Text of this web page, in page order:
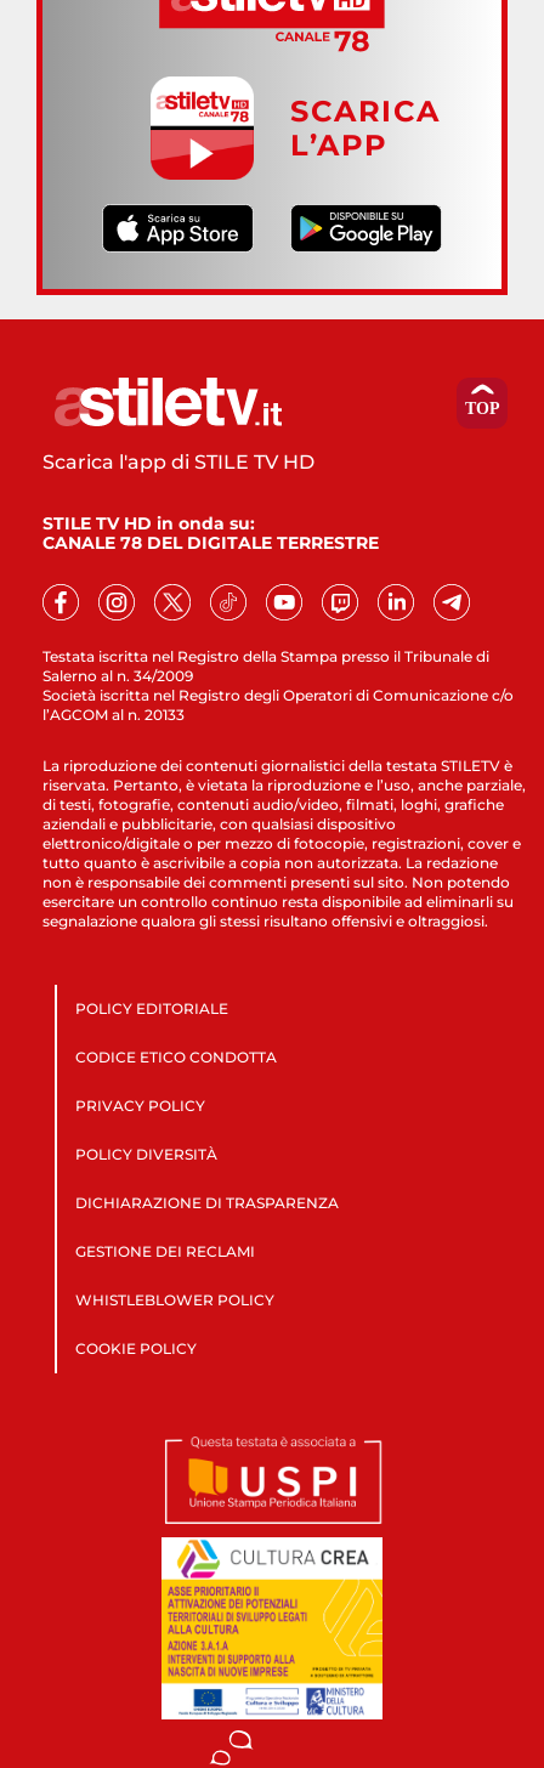
SCARICA
L’APP
Testata iscritta nel Registro della Stampa presso il Tribunale di
Salerno al n. 34/2009
Società iscritta nel Registro degli Operatori di Comunicazione c/o
l’AGCOM al n. 20133
Scarica l'app di STILE TV HD
STILE TV HD in onda su:
CANALE 78 DEL DIGITALE TERRESTRE
La riproduzione dei contenuti giornalistici della testata STILETV è
riservata. Pertanto, è vietata la riproduzione e l’uso, anche parziale,
di testi, fotografie, contenuti audio/video, filmati, loghi, grafiche
aziendali e pubblicitarie, con qualsiasi dispositivo
elettronico/digitale o per mezzo di fotocopie, registrazioni, cover e
tutto quanto è ascrivibile a copia non autorizzata. La redazione
non è responsabile dei commenti presenti sul sito. Non potendo
esercitare un controllo continuo resta disponibile ad eliminarli su
segnalazione qualora gli stessi risultano offensivi e oltraggiosi.
POLICY EDITORIALE
CODICE ETICO CONDOTTA
PRIVACY POLICY
POLICY DIVERSITÀ
DICHIARAZIONE DI TRASPARENZA
GESTIONE DEI RECLAMI
WHISTLEBLOWER POLICY
COOKIE POLICY